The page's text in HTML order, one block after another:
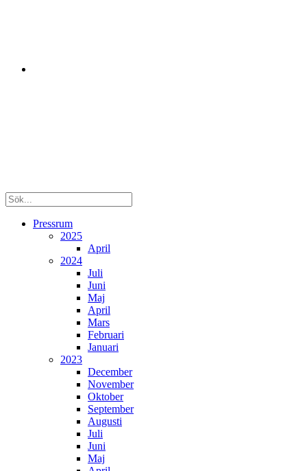
Pressrum
2025
April
2024
Juli
Juni
Maj
April
Mars
Februari
Januari
2023
December
November
Oktober
September
Augusti
Juli
Juni
Maj